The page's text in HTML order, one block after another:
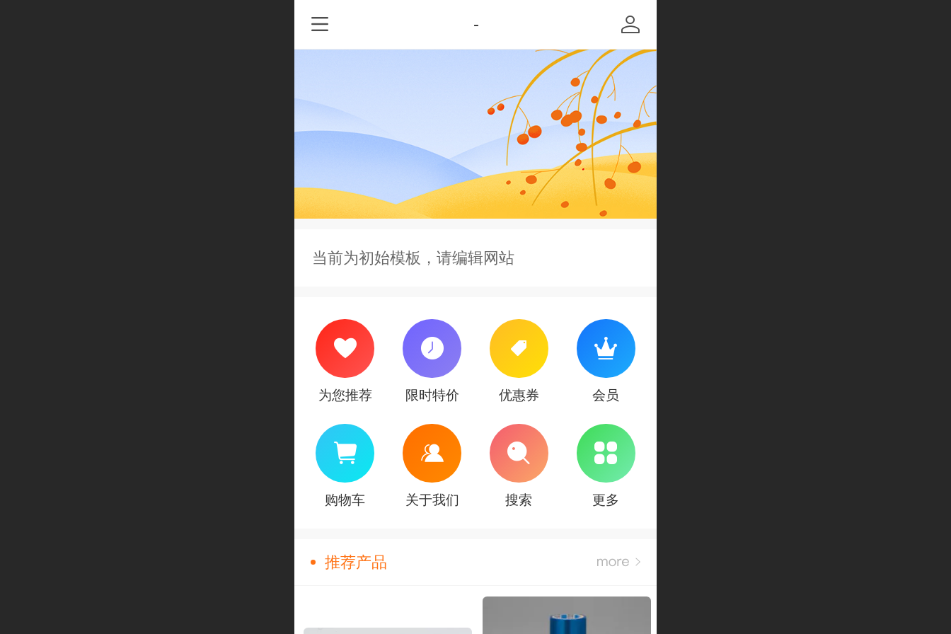
-
当前为初始模板，请编辑网站
为您推荐 限时特价 优惠券 会员
购物车 关于我们 搜索 更多
推荐产品